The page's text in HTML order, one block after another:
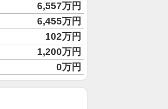
6,557万円
6,455万円
102万円
1,200万円
0万円